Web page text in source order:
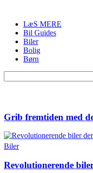
LæS MERE
Bil Guides
Biler
Bolig
Børn
Grib fremtiden med
Biler
Revolutionerende